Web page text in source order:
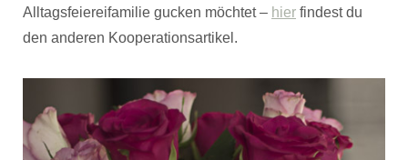
Alltagsfeiereifamilie gucken möchtet – hier findest du
den anderen Kooperationsartikel.